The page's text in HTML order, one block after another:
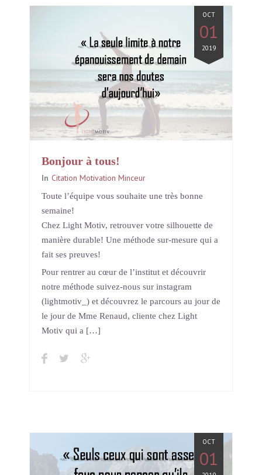
OCT
01
2019
Bonjour à tous!
In Citation Motivation Minceur
Toute l’équipe vous souhaite une très bonne
semaine!
Chez Light Motiv, retrouver votre silhouette de
manière durable! Une méthode sur-mesure qui a
fait ses preuves!
Pour rentrer au cœur de l’institut et découvrir
notre méthode suivez-nous sur instagram
(lightmotiv_) et découvrez le parcours au jour de
le jour de Mme Renaud, cliente chez Light
Motiv qui a […]
OCT
01